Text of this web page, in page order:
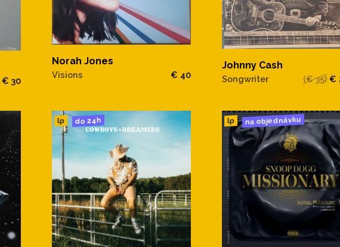
€ 30
Norah Jones
Visions € 40
Johnny Cash
Songwriter (€ 35) €
lp do 24h lp na objednávku